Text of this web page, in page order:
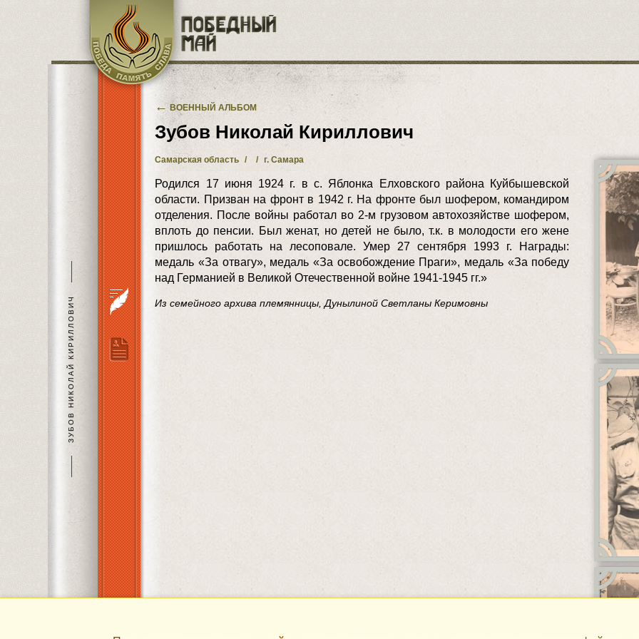
Перейти к основному содержанию
ЗУБОВ НИКОЛАЙ КИРИЛЛОВИЧ
←ВОЕННЫЙ АЛЬБОМ
Зубов Николай Кириллович
Самарская область / / г. Самара
Родился 17 июня 1924 г. в с. Яблонка Елховского района Куйбышевской
области. Призван на фронт в 1942 г. На фронте был шофером, командиром
отделения. После войны работал во 2-м грузовом автохозяйстве шофером,
вплоть до пенсии. Был женат, но детей не было, т.к. в молодости его жене
пришлось работать на лесоповале. Умер 27 сентября 1993 г. Награды:
медаль «За отвагу», медаль «За освобождение Праги», медаль «За победу
над Германией в Великой Отечественной войне 1941-1945 гг.»
Из семейного архива племянницы, Дунылиной Светланы Керимовны